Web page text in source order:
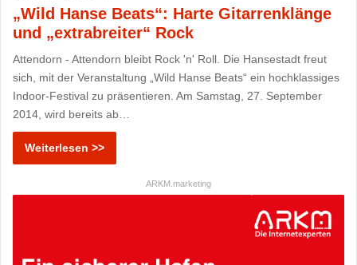
„Wild Hanse Beats“: Harte Gitarrenklänge
und „extrabreiter“ Rock
Attendorn - Attendorn bleibt Rock 'n' Roll. Die Hansestadt freut
sich, mit der Veranstaltung „Wild Hanse Beats“ ein hochklassiges
Indoor-Festival zu präsentieren. Am Samstag, 27. September
2014, wird bereits ab…
Weiterlesen >>
ARKM.marketing